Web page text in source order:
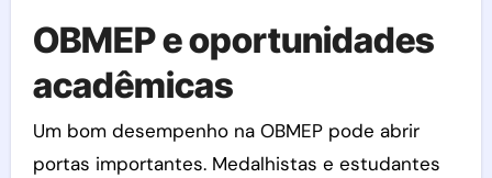
OBMEP e oportunidades
acadêmicas
Um bom desempenho na OBMEP pode abrir
portas importantes. Medalhistas e estudantes